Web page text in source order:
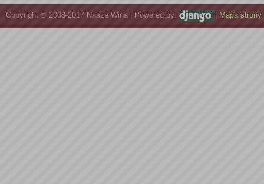
Copyright © 2008-2017 Nasze Wina | Powered by: Mapa strony